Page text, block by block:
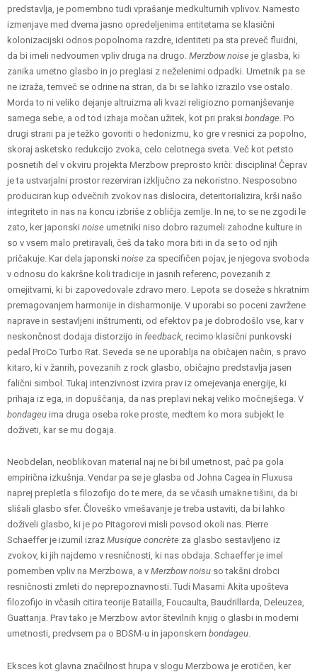
predstavlja, je pomembno tudi vprašanje medkulturnih vplivov. Namesto
izmenjave med dvema jasno opredeljenima entitetama se klasični
kolonizacijski odnos popolnoma razdre, identiteti pa sta preveč fluidni,
da bi imeli nedvoumen vpliv druga na drugo. Merzbow noise je glasba, ki
zanika umetno glasbo in jo preglasi z neželenimi odpadki. Umetnik pa se
ne izraža, temveč se odrine na stran, da bi se lahko izrazilo vse ostalo.
Morda to ni veliko dejanje altruizma ali kvazi religiozno pomanjševanje
samega sebe, a od tod izhaja močan užitek, kot pri praksi bondage. Po
drugi strani pa je težko govoriti o hedonizmu, ko gre v resnici za popolno,
skoraj asketsko redukcijo zvoka, celo celotnega sveta. Več kot petsto
posnetih del v okviru projekta Merzbow preprosto kriči: disciplina! Čeprav
je ta ustvarjalni prostor rezerviran izključno za nekoristno. Nesposobno
produciran kup odvečnih zvokov nas dislocira, deteritorializira, krši našo
integriteto in nas na koncu izbriše z obličja zemlje. In ne, to se ne zgodi le
zato, ker japonski noise umetniki niso dobro razumeli zahodne kulture in
so v vsem malo pretiravali, češ da tako mora biti in da se to od njih
pričakuje. Kar dela japonski noise za specifičen pojav, je njegova svoboda
v odnosu do kakršne koli tradicije in jasnih referenc, povezanih z
omejitvami, ki bi zapovedovale zdravo mero. Lepota se doseže s hkratnim
premagovanjem harmonije in disharmonije. V uporabi so poceni zavržene
naprave in sestavljeni inštrumenti, od efektov pa je dobrodošlo vse, kar v
neskončnost dodaja distorzijo in feedback, recimo klasični punkovski
pedal ProCo Turbo Rat. Seveda se ne uporablja na običajen način, s pravo
kitaro, ki v žanrih, povezanih z rock glasbo, običajno predstavlja jasen
falični simbol. Tukaj intenzivnost izvira prav iz omejevanja energije, ki
prihaja iz ega, in dopuščanja, da nas preplavi nekaj veliko močnejšega. V
bondageu ima druga oseba roke proste, medtem ko mora subjekt le
doživeti, kar se mu dogaja.
Neobdelan, neoblikovan material naj ne bi bil umetnost, pač pa gola
empirična izkušnja. Vendar pa se je glasba od Johna Cagea in Fluxusa
naprej prepletla s filozofijo do te mere, da se včasih umakne tišini, da bi
slišali glasbo sfer. Človeško vmešavanje je treba ustaviti, da bi lahko
doživeli glasbo, ki je po Pitagorovi misli povsod okoli nas. Pierre
Schaeffer je izumil izraz Musique concrète za glasbo sestavljeno iz
zvokov, ki jih najdemo v resničnosti, ki nas obdaja. Schaeffer je imel
pomemben vpliv na Merzbowa, a v Merzbow noisu so takšni drobci
resničnosti zmleti do neprepoznavnosti. Tudi Masami Akita upošteva
filozofijo in včasih citira teorije Batailla, Foucaulta, Baudrillarda, Deleuzea,
Guattarija. Prav tako je Merzbow avtor številnih knjig o glasbi in moderni
umetnosti, predvsem pa o BDSM-u in japonskem bondageu.
Eksces kot glavna značilnost hrupa v slogu Merzbowa je erotičen, ker